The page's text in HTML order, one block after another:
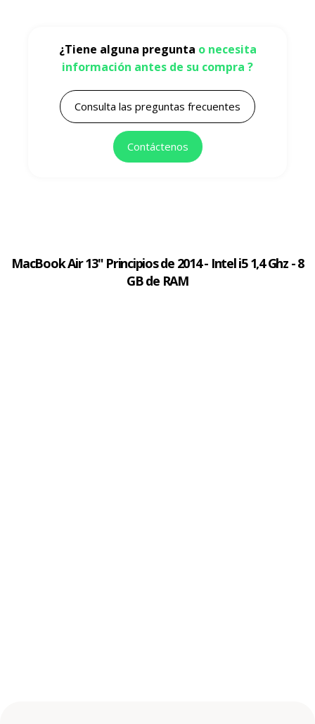
¿Tiene alguna pregunta o necesita
información antes de su compra ?
Consulta las preguntas frecuentes
Contáctenos
MacBook Air 13" Principios de 2014 - Intel i5 1,4 Ghz - 8
GB de RAM